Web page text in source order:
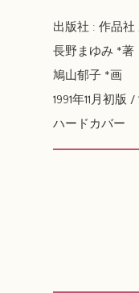
出版社 : 作品
長野まゆみ *著
鳩山郁子 *画
1991年11月初版
ハードカバー